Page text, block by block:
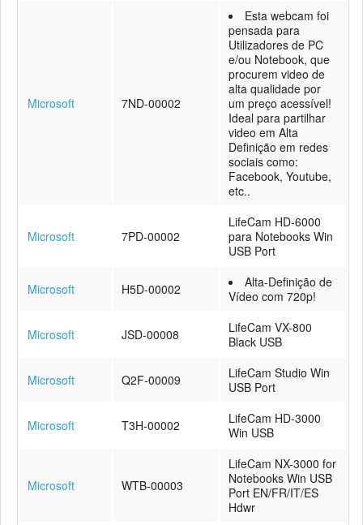
Microsoft 7ND-00002
Esta webcam foi
pensada para
Utilizadores de PC
e/ou Notebook, que
procurem video de
alta qualidade por
um preço acessível!
Ideal para partilhar
video em Alta
Definição em redes
sociais como:
Facebook, Youtube,
etc..
Microsoft 7PD-00002
LifeCam HD-6000
para Notebooks Win
USB Port
Microsoft H5D-00002
Alta-Definição de
Vídeo com 720p!
Microsoft JSD-00008
LifeCam VX-800
Black USB
Microsoft Q2F-00009
LifeCam Studio Win
USB Port
Microsoft T3H-00002
LifeCam HD-3000
Win USB
Microsoft WTB-00003
LifeCam NX-3000 for
Notebooks Win USB
Port EN/FR/IT/ES
Hdwr